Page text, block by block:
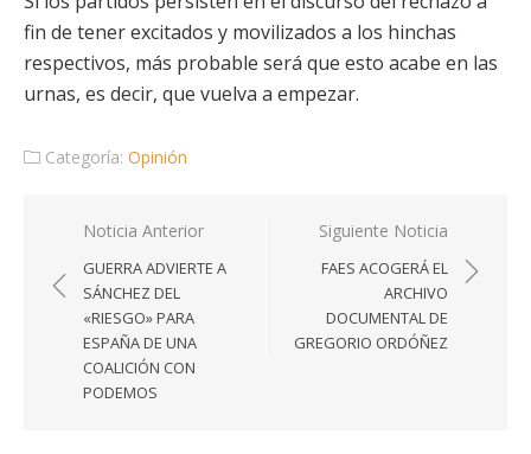
fin de tener excitados y movilizados a los hinchas
respectivos, más probable será que esto acabe en las
urnas, es decir, que vuelva a empezar.
Categoría: Opinión
Navegación
entradas
Noticia Anterior
GUERRA ADVIERTE A
SÁNCHEZ DEL
«RIESGO» PARA
ESPAÑA DE UNA
COALICIÓN CON
PODEMOS
Siguiente Noticia
FAES ACOGERÁ EL
ARCHIVO
DOCUMENTAL DE
GREGORIO ORDÓÑEZ